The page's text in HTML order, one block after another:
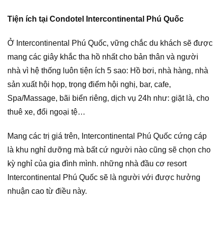
Tiện ích tại Condotel Intercontinental Phú Quốc
Ở Intercontinental Phú Quốc, vững chắc du khách sẽ được
mang các giây khắc tha hồ nhất cho bản thân và người
nhà vì hệ thống luôn tiện ích 5 sao: Hồ bơi, nhà hàng, nhà
sản xuất hội họp, trọng điểm hội nghị, bar, cafe,
Spa/Massage, bãi biển riêng, dịch vụ 24h như: giặt là, cho
thuê xe, đổi ngoại tệ…
Mang các trị giá trên, Intercontinental Phú Quốc cứng cáp
là khu nghỉ dưỡng mà bất cứ người nào cũng sẽ chọn cho
kỳ nghỉ của gia đình mình. những nhà đầu cơ resort
Intercontinental Phú Quốc sẽ là người với được hưởng
nhuận cao từ điều này.